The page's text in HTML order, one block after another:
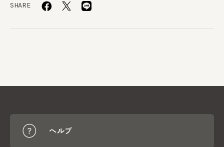
SHARE
ヘルプ